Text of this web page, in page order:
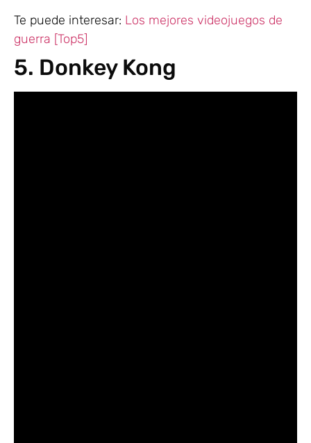
Te puede interesar: Los mejores videojuegos de
guerra [Top5]
5. Donkey Kong